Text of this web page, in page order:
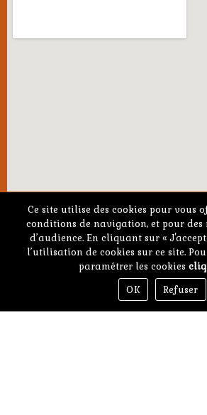
Nous trouver
Téléphone : +33 (0)6 08 81 78 89
Email : sarlbienetresimple@gmail.com
Ce site utilise des cookies pour vous
conditions de navigation, et pour des
d’audience. En cliquant sur «
l’utilisation de cookies sur ce site.
paramétrer les cookies
OK
Refuser